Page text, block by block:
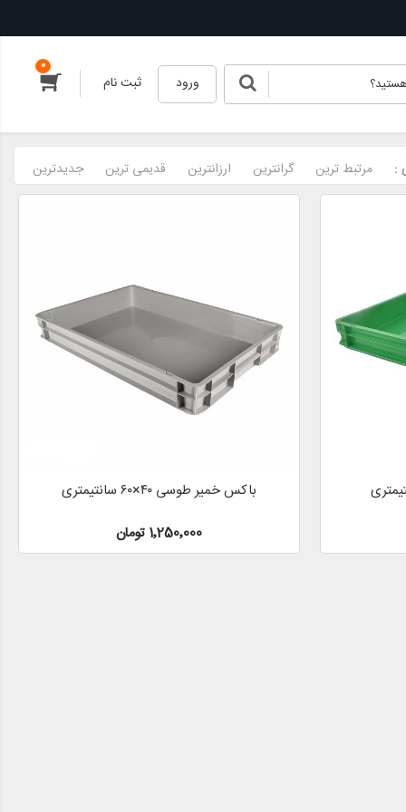
0
ورود ثبت نام
: مرتبط ترین گرانترین ارزانترین قدیمی ترین جدیدترین
باکس خمیر طوسی ۴۰×۶۰ سانتیمتری
1٬250٬000 تومان